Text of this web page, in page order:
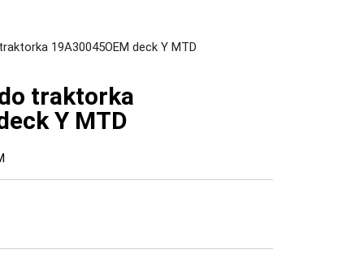
19A30045OEM deck Y MTD
traktorka
Y MTD